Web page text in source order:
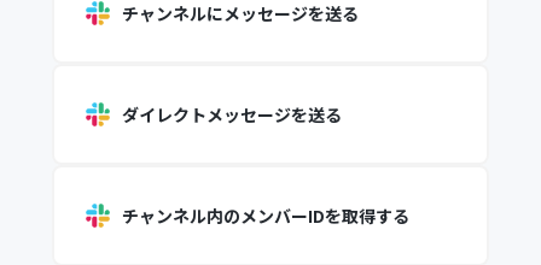
チャンネルにメッセージを送る
ダイレクトメッセージを送る
チャンネル内のメンバーIDを取得する